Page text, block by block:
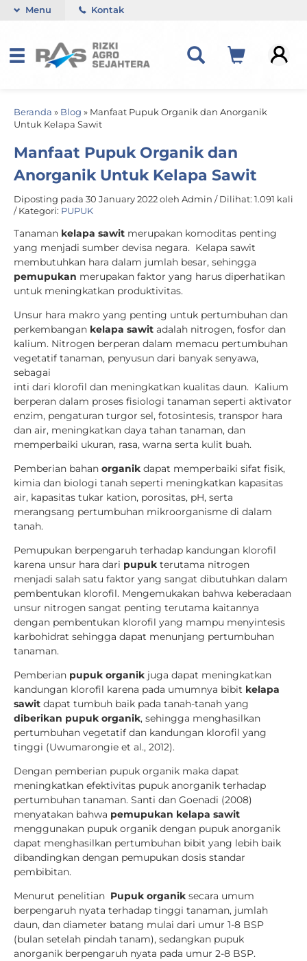
Menu Kontak
Beranda » Blog » Manfaat Pupuk Organik dan Anorganik
Untuk Kelapa Sawit
Manfaat Pupuk Organik dan
Anorganik Untuk Kelapa Sawit
Diposting pada 30 January 2022 oleh Admin / Dilihat: 1.091 kali
/ Kategori: PUPUK
Tanaman kelapa sawit merupakan komoditas penting
yang menjadi sumber devisa negara. Kelapa sawit
membutuhkan hara dalam jumlah besar, sehingga
pemupukan merupakan faktor yang harus diperhatikan
untuk meningkatkan produktivitas.
Unsur hara makro yang penting untuk pertumbuhan dan
perkembangan kelapa sawit adalah nitrogen, fosfor dan
kalium. Nitrogen berperan dalam memacu pertumbuhan
vegetatif tanaman, penyusun dari banyak senyawa,
sebagai
inti dari klorofil dan meningkatkan kualitas daun. Kalium
berperan dalam proses fisiologi tanaman seperti aktivator
enzim, pengaturan turgor sel, fotosintesis, transpor hara
dan air, meningkatkan daya tahan tanaman, dan
memperbaiki ukuran, rasa, warna serta kulit buah.
Pemberian bahan organik dapat memperbaiki sifat fisik,
kimia dan biologi tanah seperti meningkatkan kapasitas
air, kapasitas tukar kation, porositas, pH, serta
merangsang pertumbuhan mikroorganisme di dalam
tanah.
Pemupukan berpengaruh terhadap kandungan klorofil
karena unsur hara dari pupuk terutama nitrogen
menjadi salah satu faktor yang sangat dibutuhkan dalam
pembentukan klorofil. Mengemukakan bahwa keberadaan
unsur nitrogen sangat penting terutama kaitannya
dengan pembentukan klorofil yang mampu menyintesis
karbohidrat sehingga dapat menunjang pertumbuhan
tanaman.
Pemberian pupuk organik juga dapat meningkatkan
kandungan klorofil karena pada umumnya bibit kelapa
sawit dapat tumbuh baik pada tanah-tanah yang
diberikan pupuk organik, sehingga menghasilkan
pertumbuhan vegetatif dan kandungan klorofil yang
tinggi (Uwumarongie et al., 2012).
Dengan pemberian pupuk organik maka dapat
meningkatkan efektivitas pupuk anorganik terhadap
pertumbuhan tanaman. Santi dan Goenadi (2008)
menyatakan bahwa pemupukan kelapa sawit
menggunakan pupuk organik dengan pupuk anorganik
dapat menghasilkan pertumbuhan bibit yang lebih baik
dibandingkan dengan pemupukan dosis standar
pembibitan.
Menurut penelitian Pupuk organik secara umum
berpengaruh nyata terhadap tinggi tanaman, jumlah
daun, dan diameter batang mulai dari umur 1-8 BSP
(bulan setelah pindah tanam), sedangkan pupuk
anorganik berpengaruh nyata pada umur 2-8 BSP.